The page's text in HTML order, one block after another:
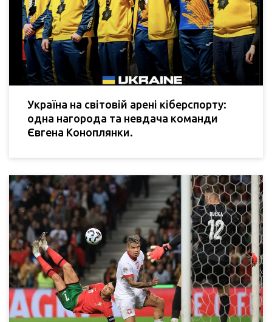
Україна на світовій арені кіберспорту:
одна нагорода та невдача команди
Євгена Коноплянки.